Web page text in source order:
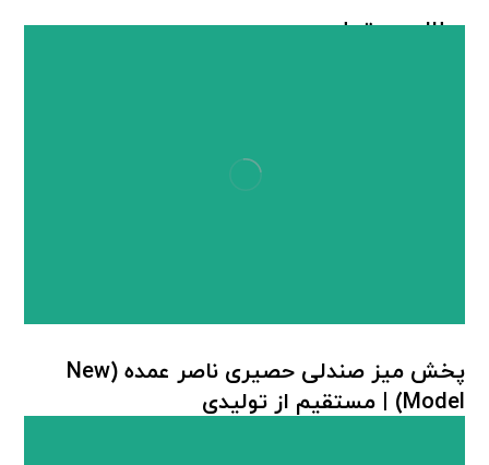
مطالب مرتبط ...
پخش میز صندلی حصیری ناصر عمده (New
Model) | مستقیم از تولیدی